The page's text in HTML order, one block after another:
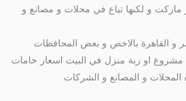
ماركت و لكنها تباع في محلات و مصانع و
و القاهرة بالاخص و بعض المحافظات
مشروع او ربة منزل في البيت اسعار خامات
و المصانع و الشركات